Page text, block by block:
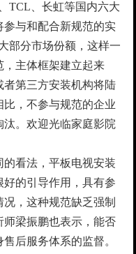
TCL、长虹等国内六大
与和配合新规范的实
部分市场份额，这样一
，主体框架建立起来
者第三方安装机构将陆
，不参与规范的企业
。欢迎光临家庭影院
看法，平板电视安装
的引导作用，具有参
，这种规范缺乏强制
梁振鹏也表示，能否
后服务体系的监督。